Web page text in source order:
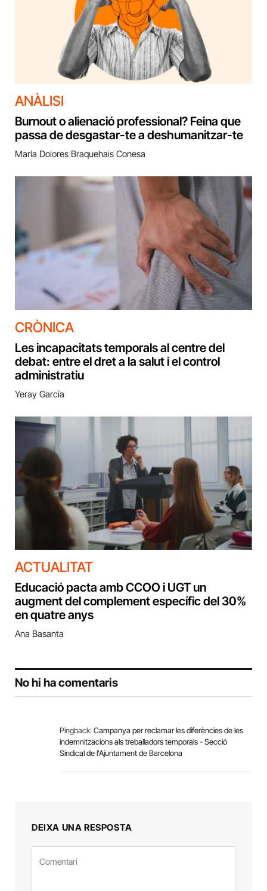
ANÀLISI
Burnout o alienació professional? Feina que
passa de desgastar-te a deshumanitzar-te
María Dolores Braquehais Conesa
CRÒNICA
Les incapacitats temporals al centre del
debat: entre el dret a la salut i el control
administratiu
Yeray García
ACTUALITAT
Educació pacta amb CCOO i UGT un
augment del complement específic del 30%
en quatre anys
Ana Basanta
No hi ha comentaris
Pingback:Campanya per reclamar les diferències de les
indemnitzacions als treballadors temporals - Secció
Sindical de l'Ajuntament de Barcelona
DEIXA UNA RESPOSTA